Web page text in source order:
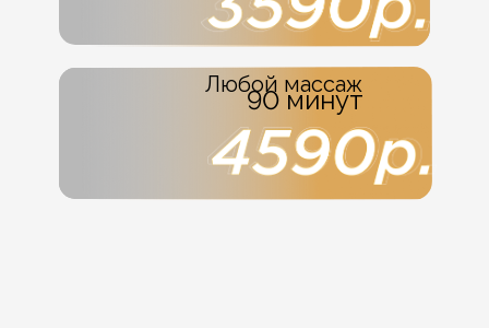
Любой массаж
90 минут